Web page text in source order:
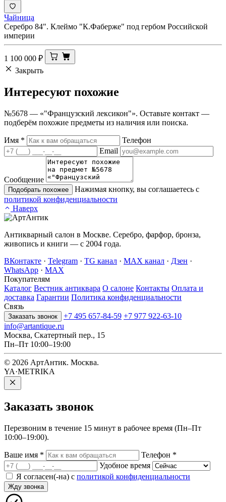
Чайница
Серебро 84". Клеймо "К.Фаберже" под гербом Российской
империи
1 100 000 ₽
Закрыть
Интересуют похожие
№5678 — «"Французский лексикон"». Оставьте контакт —
подберём похожие предметы из наличия или поиска.
Имя *
Телефон
Email
Сообщение
Подобрать похожее
Нажимая кнопку, вы соглашаетесь с
политикой конфиденциальности
Наверх
Антикварный салон в Москве. Серебро, фарфор, бронза,
живопись и книги — с 2004 года.
ВКонтакте · Telegram · TG канал · MAX канал · Дзен ·
WhatsApp · MAX
Покупателям
Каталог Вестник антиквара О салоне Контакты Оплата и
доставка Гарантии Политика конфиденциальности
Связь
Заказать звонок +7 495 657-84-59 +7 977 922-63-10
info@artantique.ru
Москва, Скатертный пер., 15
Пн–Пт 10:00–19:00
© 2026 АртАнтик. Москва.
YA·METRIKA
Заказать звонок
Перезвоним в течение 15 минут в рабочее время (Пн–Пт
10:00–19:00).
Ваше имя * Телефон *
Удобное время
Я согласен(-на) с политикой конфиденциальности
Жду звонка